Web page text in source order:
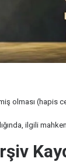
olması (hapis
ilgili